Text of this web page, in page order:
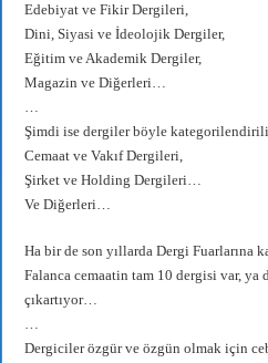
Edebiyat ve Fikir Dergileri,
Dini, Siyasi ve İdeolojik Dergiler,
Eğitim ve Akademik Dergiler,
Magazin ve Diğerleri…
…
Şimdi ise dergiler böyle
Cemaat ve Vakıf Dergileri,
Şirket ve Holding Dergileri…
Ve Diğerleri…
Ha bir de son yıllarda Dergi Fuarlarına
Falanca cemaatin tam 10 dergisi var,
çıkartıyor…
…
Dergiciler özgür ve özgün olmak için